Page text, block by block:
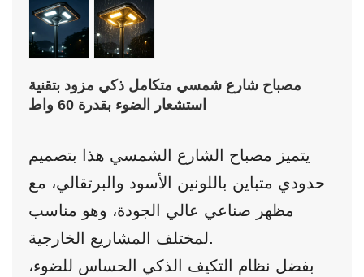
مصباح شارع شمسي متكامل ذكي مزود بتقنية
استشعار الضوء بقدرة 60 واط
يتميز مصباح الشارع الشمسي هذا بتصميم
حدودي متباين باللونين الأسود والبرتقالي، مع
مظهر صناعي عالي الجودة، وهو مناسب
لمختلف المشاريع الخارجية.
بفضل نظام التكيف الذكي الحساس للضوء،